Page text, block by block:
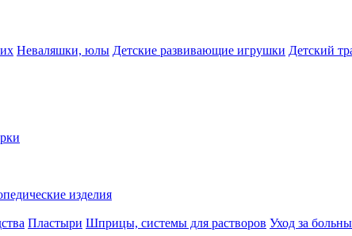
Неваляшки, юлы Детские развивающие игрушки Детский
изделия
Пластыри Шприцы, системы для растворов Уход за